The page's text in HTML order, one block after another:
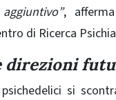
,
di Ricerca
direzioni
si